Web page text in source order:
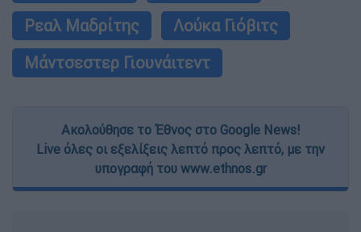
Ρεαλ Μαδρίτης
Λούκα Γιόβιτς
Μάντσεστερ Γιουνάιτεντ
Ακολούθησε το Έθνος στο Google News!
Live όλες οι εξελίξεις λεπτό προς λεπτό, με την
υπογραφή του www.ethnos.gr